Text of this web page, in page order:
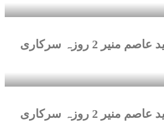
2 روزہ سرکاری
2 روزہ سرکاری